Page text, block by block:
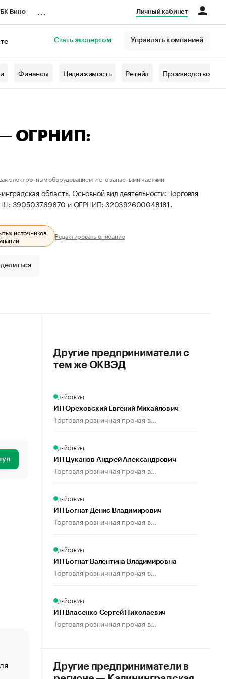
Вино Личный кабинет
Стать экспертом Управлять компанией
Финансы Недвижимость Ретейл Производство
— ОГРНИП:
электронным оборудованием и его запасными частями
область. Основной вид деятельности: Торговля
390503769670 и ОГРНИП: 320392600048181.
источников.
Редактировать описание
«От спорта тело стареет иначе». Как живет глава
создавшей GTA
Другие предприниматели с
тем же ОКВЭД
ДЕЙСТВУЕТ
ИП Ореховский Евгений Михайлович
Торговля розничная прочая в...
ДЕЙСТВУЕТ
ИП Цуканов Андрей Александрович
Торговля розничная прочая в...
ДЕЙСТВУЕТ
ИП Богнат Денис Владимирович
Торговля розничная прочая в...
ДЕЙСТВУЕТ
ИП Богнат Валентина Владимировна
Торговля розничная прочая в...
ДЕЙСТВУЕТ
ИП Власенко Сергей Николаевич
Торговля розничная прочая в...
Другие предприниматели в